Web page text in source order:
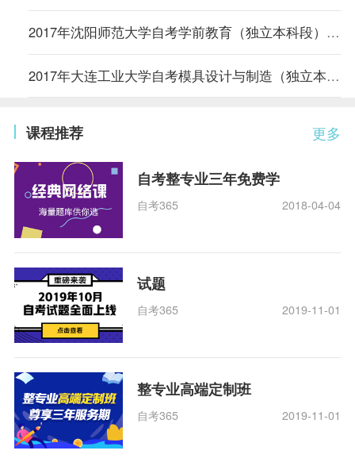
2017年沈阳师范大学自考学前教育（独立本科段）考试计划
2017年大连工业大学自考模具设计与制造（独立本科段）考试计划
更多
课程推荐
自考整专业三年免费学
自考365 2018-04-04
试题
自考365 2019-11-01
整专业高端定制班
自考365 2019-11-01